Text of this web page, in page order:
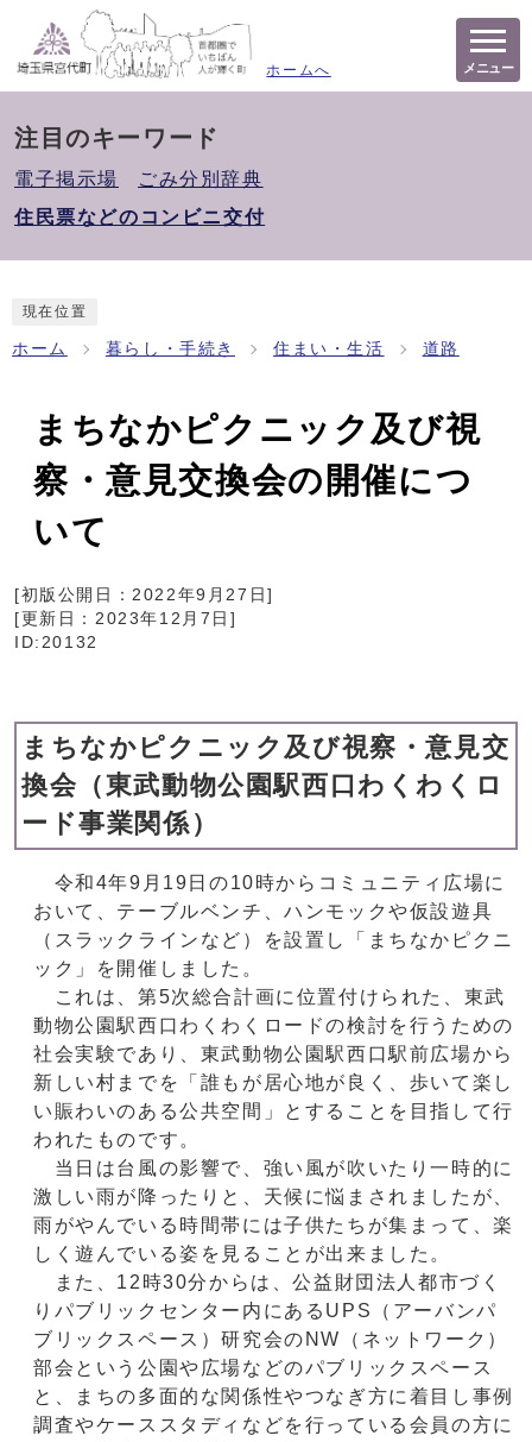
ホームへ メニュー
注目のキーワード
電子掲示場
ごみ分別辞典
住民票などのコンビニ交付
現在位置
ホーム 暮らし・手続き 住まい・生活 道路
まちなかピクニック及び視
察・意見交換会の開催につ
いて
[初版公開日：2022年9月27日]
[更新日： 2023年12月7日 ]
ID:20132
まちなかピクニック及び視察・意見交
換会（東武動物公園駅西口わくわくロ
ード事業関係）
令和4年9月19日の10時からコミュニティ広場に
おいて、テーブルベンチ、ハンモックや仮設遊具
（スラックラインなど）を設置し「まちなかピクニ
ック」を開催しました。
これは、第5次総合計画に位置付けられた、東武
動物公園駅西口わくわくロードの検討を行うための
社会実験であり、東武動物公園駅西口駅前広場から
新しい村までを「誰もが居心地が良く、歩いて楽し
い賑わいのある公共空間」とすることを目指して行
われたものです。
当日は台風の影響で、強い風が吹いたり一時的に
激しい雨が降ったりと、天候に悩まされましたが、
雨がやんでいる時間帯には子供たちが集まって、楽
しく遊んでいる姿を見ることが出来ました。
また、12時30分からは、公益財団法人都市づく
りパブリックセンター内にあるUPS（アーバンパ
ブリックスペース）研究会のNW（ネットワーク）
部会という公園や広場などのパブリックスペース
と、まちの多面的な関係性やつなぎ方に着目し事例
調査やケーススタディなどを行っている会員の方に